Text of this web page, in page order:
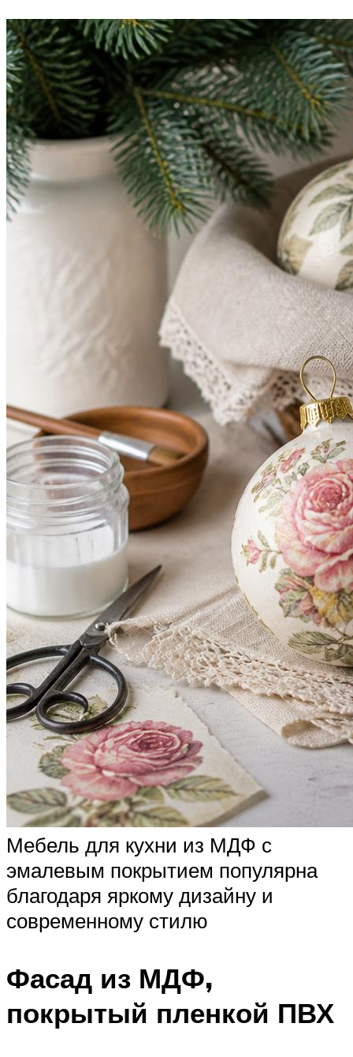
Мебель для кухни из МДФ с
эмалевым покрытием популярна
благодаря яркому дизайну и
современному стилю
Фасад из МДФ,
покрытый пленкой ПВХ